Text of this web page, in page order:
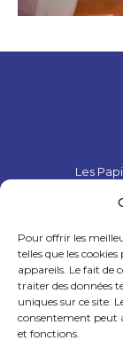
Pour offrir les
telles que les
appareils. Le fait de
traiter des données
uniques sur ce site.
consentement peut
et fonctions.
Les
03